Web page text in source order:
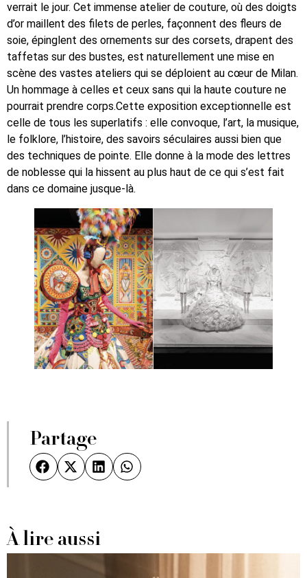
verrait le jour. Cet immense atelier de couture, où des doigts
d’or maillent des filets de perles, façonnent des fleurs de
soie, épinglent des ornements sur des corsets, drapent des
taffetas sur des bustes, est naturellement une mise en
scène des vastes ateliers qui se déploient au cœur de Milan.
Un hommage à celles et ceux sans qui la haute couture ne
pourrait prendre corps.Cette exposition exceptionnelle est
celle de tous les superlatifs : elle convoque, l’art, la musique,
le folklore, l’histoire, des savoirs séculaires aussi bien que
des techniques de pointe. Elle donne à la mode des lettres
de noblesse qui la hissent au plus haut de ce qui s’est fait
dans ce domaine jusque-là.
Partage
À lire aussi